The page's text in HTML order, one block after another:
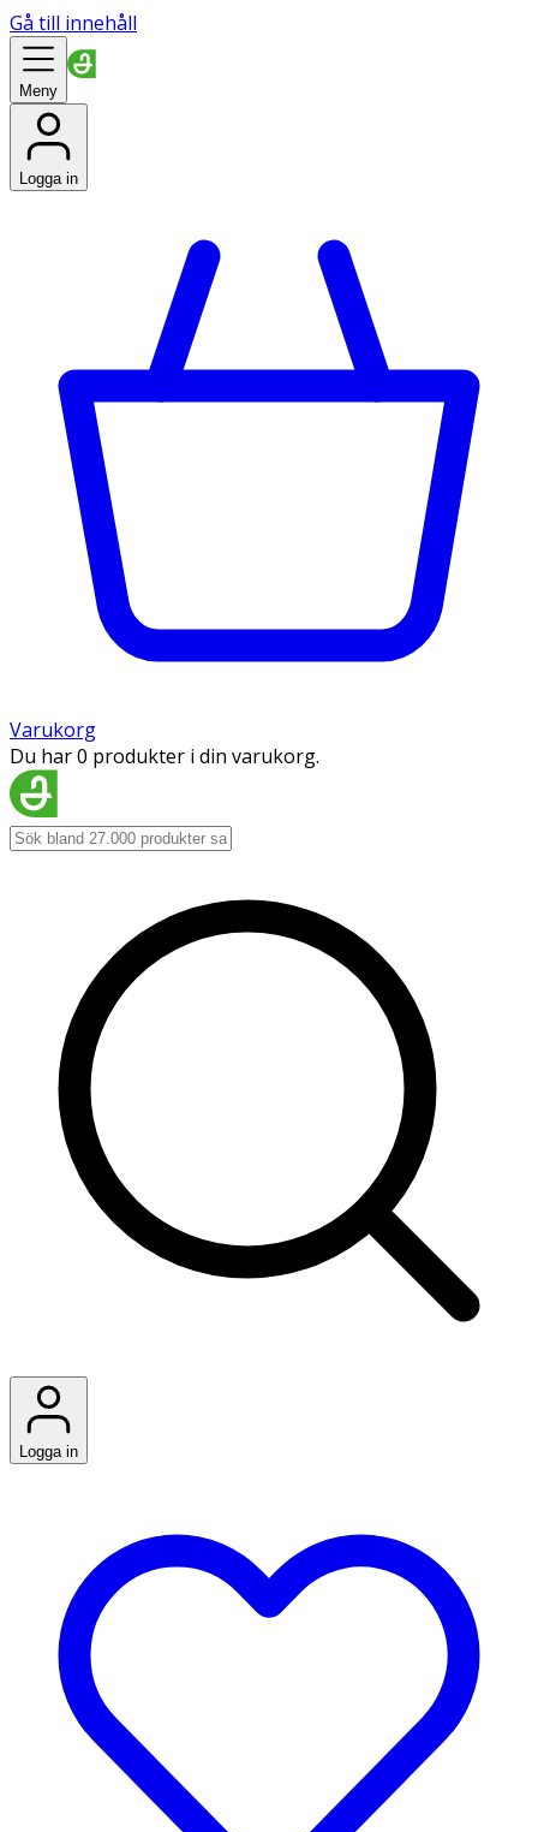
Gå till innehåll
Meny
Logga in
Varukorg
Du har 0 produkter i din varukorg.
Logga in